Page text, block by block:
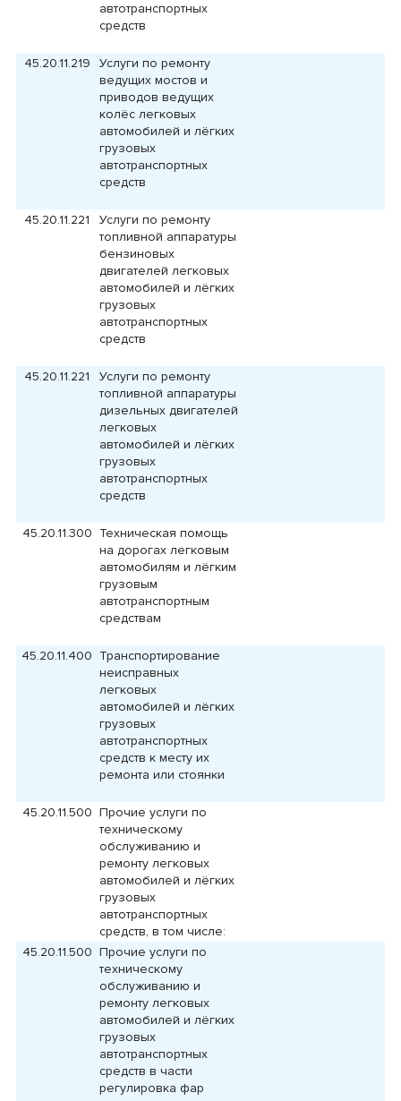
автотранспортных
средств
45.20.11.219
Услуги по ремонту
ведущих мостов и
приводов ведущих
колёс легковых
автомобилей и лёгких
грузовых
автотранспортных
средств
45.20.11.221
Услуги по ремонту
топливной аппаратуры
бензиновых
двигателей легковых
автомобилей и лёгких
грузовых
автотранспортных
средств
45.20.11.221
Услуги по ремонту
топливной аппаратуры
дизельных двигателей
легковых
автомобилей и лёгких
грузовых
автотранспортных
средств
45.20.11.300 Техническая помощь
на дорогах легковым
автомобилям и лёгким
грузовым
автотранспортным
средствам
45.20.11.400 Транспортирование
неисправных
легковых
автомобилей и лёгких
грузовых
автотранспортных
средств к месту их
ремонта или стоянки
45.20.11.500 Прочие услуги по
техническому
обслуживанию и
ремонту легковых
автомобилей и лёгких
грузовых
автотранспортных
средств, в том числе:
45.20.11.500 Прочие услуги по
техническому
обслуживанию и
ремонту легковых
автомобилей и лёгких
грузовых
автотранспортных
средств в части
регулировка фар